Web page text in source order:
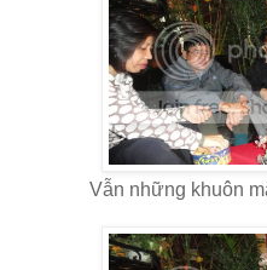
Vẫn những khuôn